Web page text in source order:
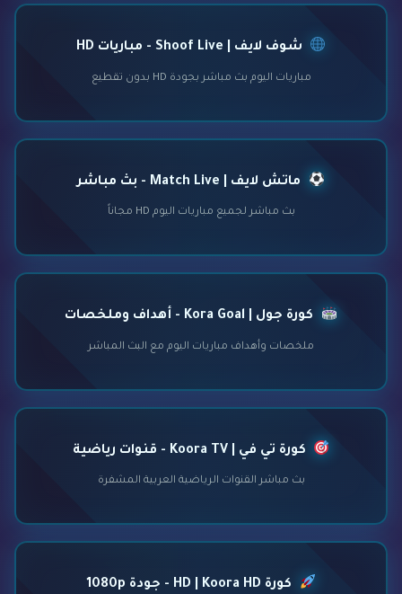
شوف لايف | Shoof Live - مباريات HD
مباريات اليوم بث مباشر بجودة HD بدون تقطيع
ماتش لايف | Match Live - بث مباشر
بث مباشر لجميع مباريات اليوم HD مجاناً
كورة جول | Kora Goal - أهداف وملخصات
ملخصات وأهداف مباريات اليوم مع البث المباشر
كورة تي في | Koora TV - قنوات رياضية
بث مباشر القنوات الرياضية العربية المشفرة
كورة HD | Koora HD - جودة 1080p